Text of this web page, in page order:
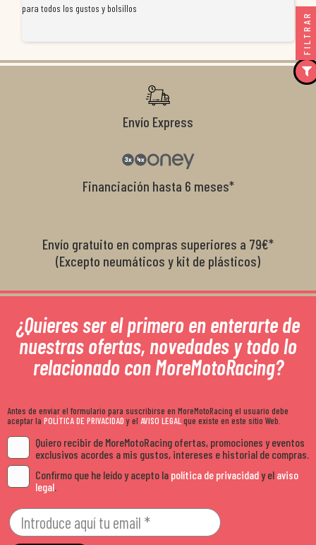
para todos los gustos y bolsillos
Envío Express
Financiación hasta 6 meses*
Envío gratuito en compras superiores a 79€*
(Excepto neumáticos y kit de plásticos)
¿Quieres ser el primero en enterarte de
nuestras ofertas, novedades y todo lo
relacionado con MoreMotoRacing?
Antes de enviar el formulario para suscribirse en MoreMotoRacing el usuario debe
aceptar la POLÍTICA DE PRIVACIDADy el AVISO LEGALque existe en este sitio Web.
Quiero recibir de MoreMotoRacing ofertas, promociones y eventos
exclusivos acordes a mis gustos, intereses e historial de compras.
Confirmo que he leído y acepto la política de privacidady el aviso
legal
FILTRAR